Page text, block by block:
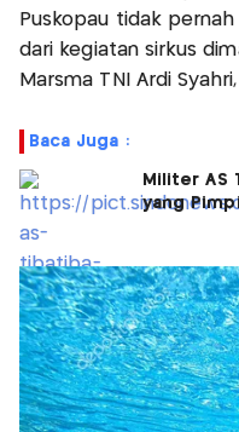
Puskopau tidak
dari kegiatan sirkus
Marsma TNI Ardi
Baca Juga :
Militer AS
yang